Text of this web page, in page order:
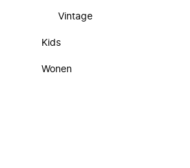
Vintage
Kids
Wonen